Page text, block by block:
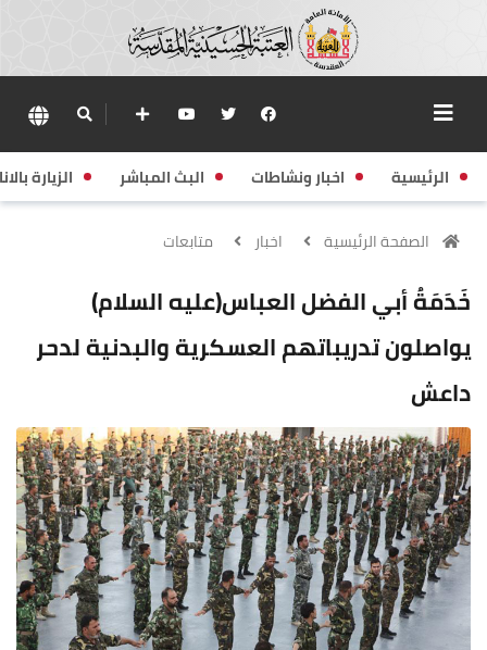
الرئيسية اخبار ونشاطات البث المباشر الزيارة
الصفحة الرئيسية اخبار متابعات
خَدَمَةُ أبي الفضل العباس(عليه السلام)
يواصلون تدريباتهم العسكرية والبدنية لدحر
داعش